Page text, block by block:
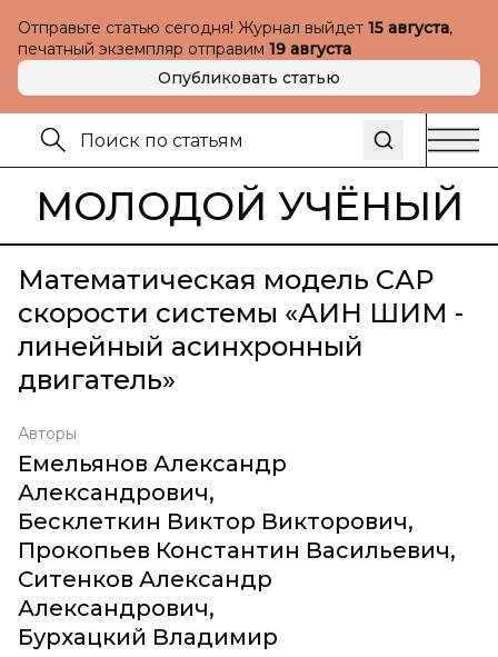
Отправьте статью сегодня! Журнал выйдет 15 августа,
печатный экземпляр отправим 19 августа
Опубликовать статью
МОЛОДОЙ УЧЁНЫЙ
Математическая модель САР
скорости системы «АИН ШИМ -
линейный асинхронный
двигатель»
Авторы
Емельянов Александр
Александрович,
Бесклеткин Виктор Викторович,
Прокопьев Константин Васильевич,
Ситенков Александр
Александрович,
Бурхацкий Владимир